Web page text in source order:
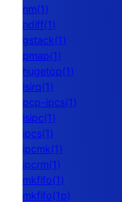
nm(1)
ndiff(1)
gstack(1)
pmap(1)
hugetop(1)
lsirq(1)
pcp-ipcs(1)
lsipc(1)
ipcs(1)
ipcmk(1)
ipcrm(1)
mkfifo(1)
mkfifo(1p)